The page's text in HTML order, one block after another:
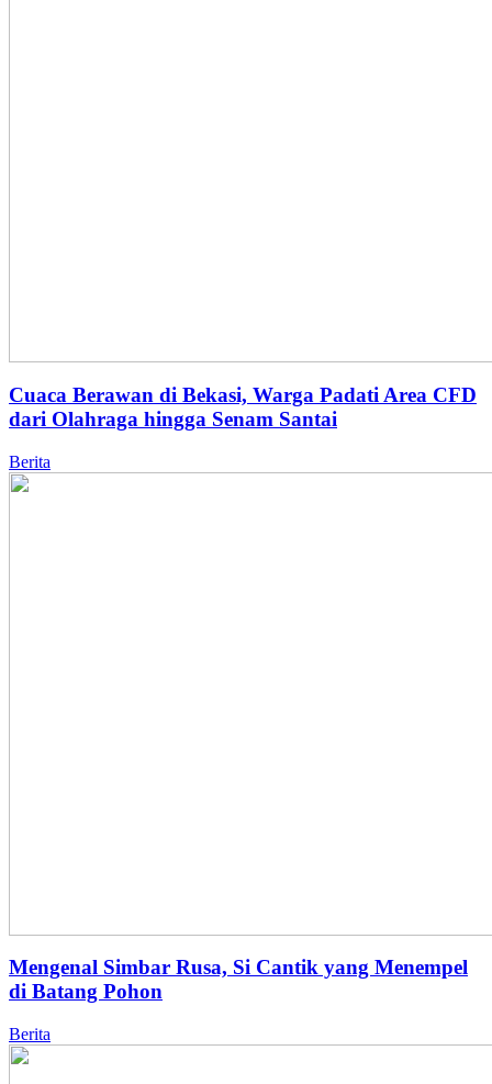
Cuaca Berawan di Bekasi, Warga Padati Area CFD
dari Olahraga hingga Senam Santai
Berita
Mengenal Simbar Rusa, Si Cantik yang Menempel
di Batang Pohon
Berita